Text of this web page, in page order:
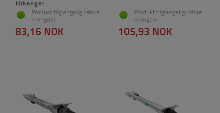
tilhenger
Produkt tilgjengelig i store
mengder
83,16 NOK
Produkt tilgjengelig i store
mengder
105,93 NOK